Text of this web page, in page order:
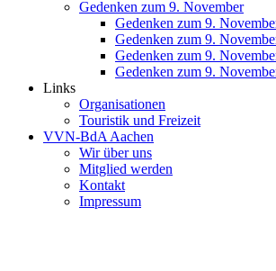
Gedenken zum 9. November
Gedenken zum 9.
Gedenken zum 9.
Gedenken zum 9.
Gedenken zum 9.
Links
Organisationen
Touristik und Freizeit
VVN-BdA Aachen
Wir über uns
Mitglied werden
Kontakt
Impressum